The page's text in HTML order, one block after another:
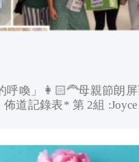
呼喚」👩🏻‍🦰母親節朗
* 第 2組 :Joyce +
數：0人 7) 與對象祈禱